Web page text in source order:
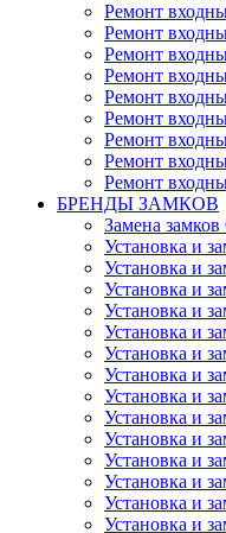
Ремонт
Ремонт
Ремонт
Ремонт
Ремонт
Ремонт
Ремонт
Ремонт
Ремонт
БРЕНДЫ ЗАМКОВ
Замена замков
Установка и
Установка и
Установка и
Установка и
Установка и
Установка и
Установка и
Установка и
Установка и
Установка и
Установка и
Установка и
Установка и
Установка и